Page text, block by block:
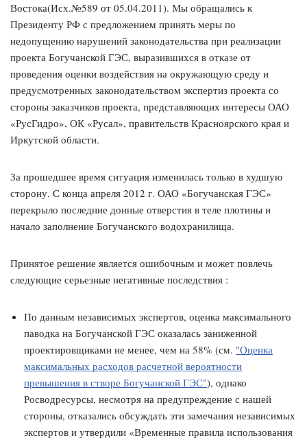
Востока(Исх.№589 от 05.04.2011). Мы обращались к
Президенту РФ с предложением принять меры по
недопущению нарушений законодательства при реализации
проекта Богучанской ГЭС, выразившихся в отказе от
проведения оценки воздействия на окружающую среду и
предусмотренных законодательством экспертиз проекта со
стороны заказчиков проекта, представляющих интересы ОАО
«РусГидро», ОК «Русал», правительств Красноярского края и
Иркутской области.
За прошедшее время ситуация изменилась только в худшую
сторону. С конца апреля 2012 г. ОАО «Богучанская ГЭС»
перекрыло последние донные отверстия в теле плотины и
начало заполнение Богучанского водохранилища.
Принятое решение является ошибочным и может повлечь
следующие серьезные негативные последствия :
По данным независимых экспертов, оценка максимального
паводка на Богучанской ГЭС оказалась заниженной
проектировщиками не менее, чем на 58% (см. "Оценка
максимальных расходов расчетной вероятности
превышения в створе Богучанской ГЭС"), однако
Росводресурсы, несмотря на предупреждение с нашей
стороны, отказались обсуждать эти замечания независимых
экспертов и утвердили «Временные правила использования